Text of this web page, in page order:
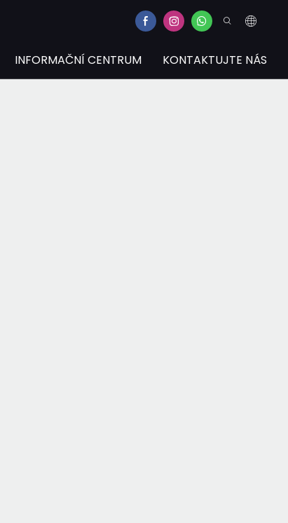
INFORMAČNÍ CENTRUM KONTAKTUJTE NÁS